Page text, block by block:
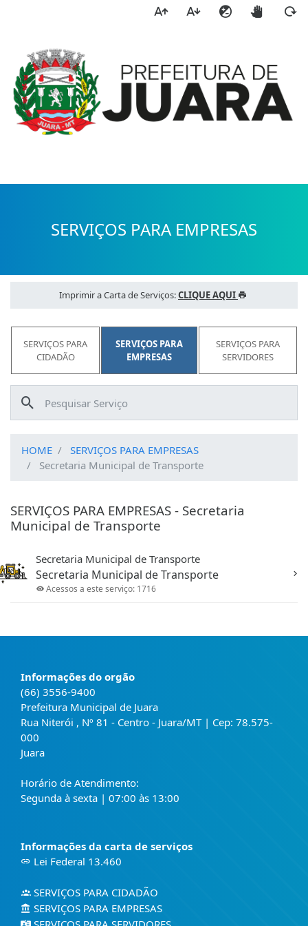
a
SERVIÇOS PARA EMPRESAS
Imprimir a Carta de Serviços:CLIQUE AQUI
SERVIÇOS PARA
CIDADÃO
SERVIÇOS PARA
EMPRESAS
SERVIÇOS PARA
SERVIDORES
HOME
SERVIÇOS PARA EMPRESAS
Secretaria Municipal de Transporte
SERVIÇOS PARA EMPRESAS - Secretaria
Municipal de Transporte
Secretaria Municipal de Transporte
Secretaria Municipal de Transporte
Acessos a este serviço: 1716
Informações do orgão
(66) 3556-9400
Prefeitura Municipal de Juara
Rua Niterói , Nº 81 - Centro - Juara/MT | Cep: 78.575-
000
Juara
Horário de Atendimento:
Segunda à sexta | 07:00 às 13:00
Informações da carta de serviços
Lei Federal 13.460
SERVIÇOS PARA CIDADÃO
SERVIÇOS PARA EMPRESAS